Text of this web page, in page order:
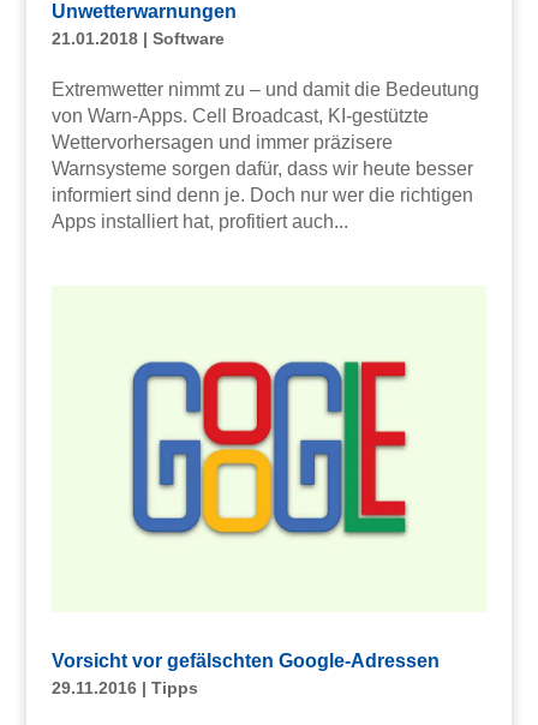
Unwetterwarnungen
21.01.2018| Software
Extremwetter nimmt zu – und damit die Bedeutung
von Warn-Apps. Cell Broadcast, KI-gestützte
Wettervorhersagen und immer präzisere
Warnsysteme sorgen dafür, dass wir heute besser
informiert sind denn je. Doch nur wer die richtigen
Apps installiert hat, profitiert auch...
Vorsicht vor gefälschten Google-Adressen
29.11.2016| Tipps